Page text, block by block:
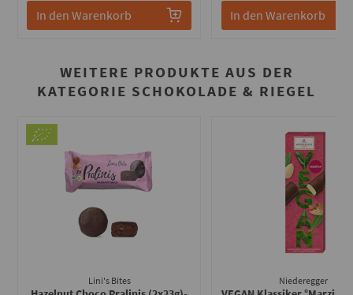
In den Warenkorb In den Warenkorb
WEITERE PRODUKTE AUS DER
KATEGORIE SCHOKOLADE & RIEGEL
Lini's Bites Niederegger